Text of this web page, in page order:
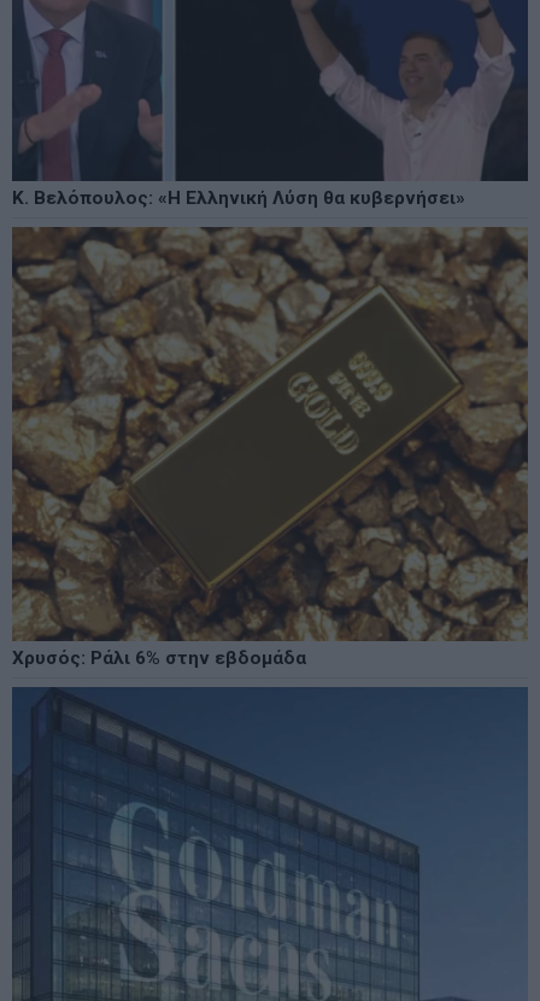
Κ. Βελόπουλος: «Η Ελληνική Λύση θα κυβερνήσει»
Χρυσός: Ράλι 6% στην εβδομάδα